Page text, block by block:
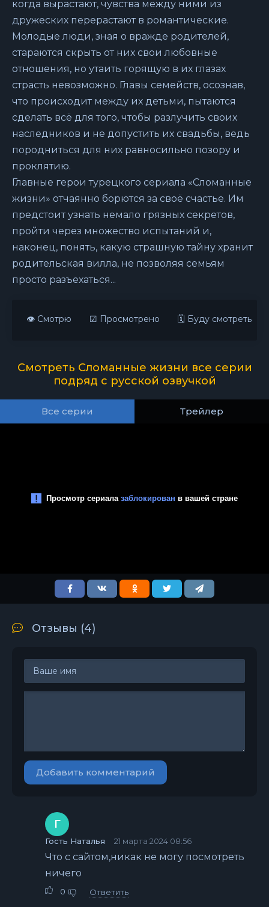
когда вырастают, чувства между ними из
дружеских перерастают в романтические.
Молодые люди, зная о вражде родителей,
стараются скрыть от них свои любовные
отношения, но утаить горящую в их глазах
страсть невозможно. Главы семейств, осознав,
что происходит между их детьми, пытаются
сделать всё для того, чтобы разлучить своих
наследников и не допустить их свадьбы, ведь
породниться для них равносильно позору и
проклятию.
Главные герои турецкого сериала «Сломанные
жизни» отчаянно борются за своё счастье. Им
предстоит узнать немало грязных секретов,
пройти через множество испытаний и,
наконец, понять, какую страшную тайну хранит
родительская вилла, не позволяя семьям
просто разъехаться...
👁 Смотрю ☑ Просмотрено 🗓 Буду смотреть
Смотреть Сломанные жизни все серии
подряд с русской озвучкой
Все серии Трейлер
Отзывы (4)
Добавить комментарий
Г
Гость Наталья 21 марта 2024 08:56
Что с сайтом,никак не могу посмотреть
ничего
0 Ответить